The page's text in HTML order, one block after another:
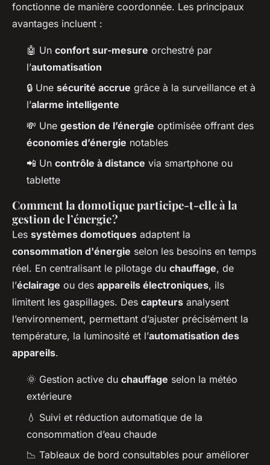
fonctionne de manière coordonnée. Les principaux
avantages incluent :
🤖 Un confort sur-mesure orchestré par
l’automatisation
🔒 Une sécurité accrue grâce à la surveillance et à
l’alarme intelligente
💸 Une gestion de l’énergie optimisée offrant des
économies d’énergie notables
📲 Un contrôle à distance via smartphone ou
tablette
Comment la domotique participe-t-elle à la
gestion de l’énergie ?
Les systèmes domotiques adaptent la
consommation d'énergie selon les besoins en temps
réel. En centralisant le pilotage du chauffage, de
l’éclairage ou des appareils électroniques, ils
limitent les gaspillages. Des capteurs analysent
l’environnement, permettant d’ajuster précisément la
température, la luminosité et l’automatisation des
appareils.
🌞 Gestion active du chauffage selon la météo
extérieure
💧 Suivi et réduction automatique de la
consommation d’eau chaude
📉 Tableaux de bord consultables pour améliorer